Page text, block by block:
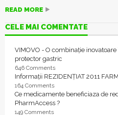
READ MORE
CELE MAI COMENTATE
VIMOVO - O combinație
protector gastric
646 Comments
Informații REZIDENȚIAT 2011
164 Comments
Ce medicamente beneficiaza de
PharmAccess ?
149 Comments